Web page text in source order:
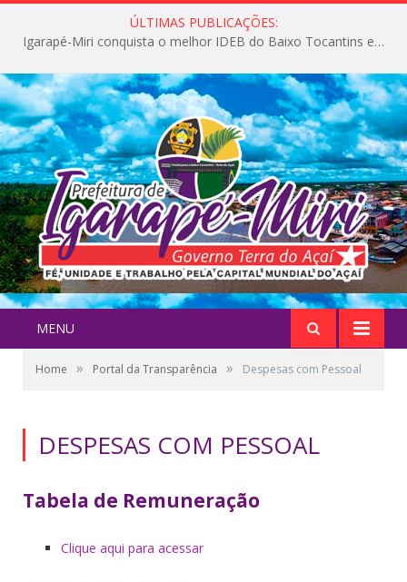
ÚLTIMAS PUBLICAÇÕES:
Igarapé-Miri conquista o melhor IDEB do Baixo Tocantins e avança na qualidade da educação pública
MENU
Home » Portal da Transparência » Despesas com Pessoal
DESPESAS COM PESSOAL
Tabela de Remuneração
Clique aqui para acessar